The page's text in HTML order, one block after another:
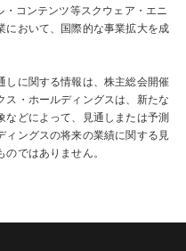
コンテンツ等スクウェア・エニ
において、国際的な事業拡大を成
しに関する情報は、株主総会開催
ス・ホールディングスは、新たな
どによって、見通しまたは予測
ングスの将来の業績に関する見
ではありません。